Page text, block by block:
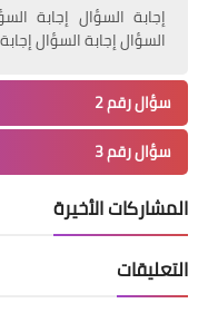
إجابة السؤال إجابة
السؤال إجابة السؤال
سؤال رقم 2
سؤال رقم 3
المشاركات الأخيرة
التعليقات